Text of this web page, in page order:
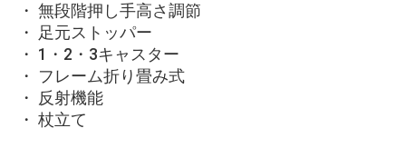
・ 無段階押し手高さ調節
・ 足元ストッパー
・ 1・2・3キャスター
・ フレーム折り畳み式
・ 反射機能
・ 杖立て